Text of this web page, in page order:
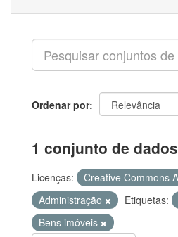
Ordenar por
1 conjunto de
Licenças: Creative Commons
Administração
Etiquetas:
Bens imóveis